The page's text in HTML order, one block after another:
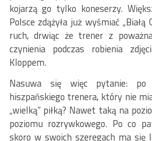
kojarzą go tylko koneserzy.
Polsce zdążyła już wyśmiać „Białą
ruch, drwiąc że trener z
czynienia podczas robienia
Kloppem.
Nasuwa się więc pytanie: po
hiszpańskiego trenera, który nie
„wielką” piłką? Nawet taką na
poziomu rozrywkowego. Po co
skoro w swoich szeregach ma się